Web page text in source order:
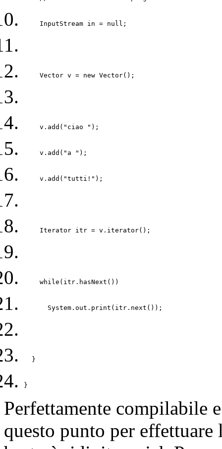
    InputStream in = null;
    Vector v = new Vector();
    v.add("ciao ");
    v.add("a ");
    v.add("tutti!");
    Iterator itr = v.iterator();
    while(itr.hasNext())
      System.out.print(itr.next());
  }
}
Perfettamente compilabile
questo punto per